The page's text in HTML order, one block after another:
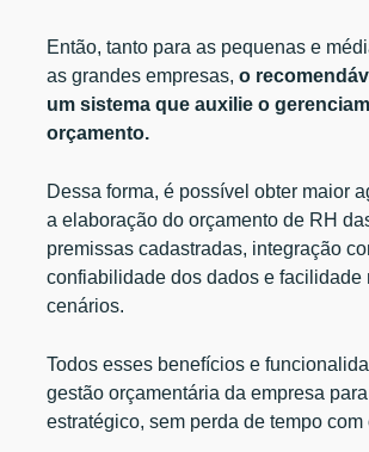
Então, tanto para as pequenas e
as grandes empresas,o
um sistema que auxilie o
orçamento.
Dessa forma, é possível obter maior
a elaboração do orçamento de RH
premissas cadastradas, integração
confiabilidade dos dados e facilidade
cenários.
Todos esses benefícios e
gestão orçamentária da empresa
estratégico, sem perda de tempo